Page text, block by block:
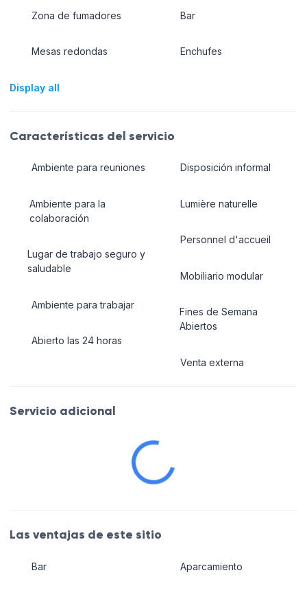
Zona de fumadores
Mesas redondas
Bar
Enchufes
Display all
Características del servicio
Ambiente para reuniones
Ambiente para la
colaboración
Lugar de trabajo seguro y
saludable
Ambiente para trabajar
Abierto las 24 horas
Disposición informal
Lumière naturelle
Personnel d'accueil
Mobiliario modular
Fines de Semana
Abiertos
Venta externa
Servicio adicional
Las ventajas de este sitio
Bar Aparcamiento